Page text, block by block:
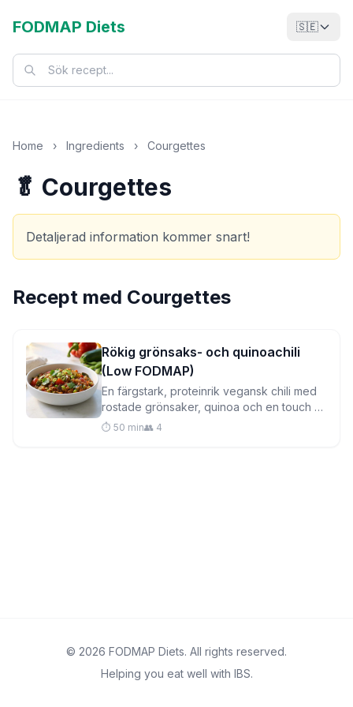
FODMAP Diets 🇸🇪
Home › Ingredients › Courgettes
🥬 Courgettes
Detaljerad information kommer snart!
Recept med Courgettes
Rökig grönsaks- och quinoachili
(Low FODMAP)
En färgstark, proteinrik vegansk chili med
rostade grönsaker, quinoa och en touch av
kakao som ger djup utan att orsaka
⏱️ 50 min👥 4
© 2026 FODMAP Diets. All rights reserved.
Helping you eat well with IBS.